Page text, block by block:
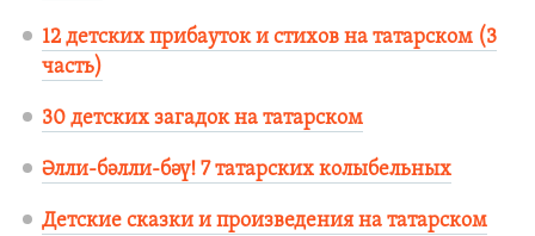
12 детских прибауток и стихов на татарском (3
часть)
30 детских загадок на татарском
Әлли-бәлли-бәү! 7 татарских колыбельных
Детские сказки и произведения на татарском